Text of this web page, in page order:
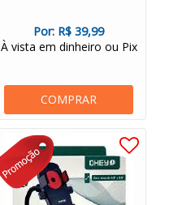
Por: R$ 39,99
À vista em dinheiro ou Pix
COMPRAR